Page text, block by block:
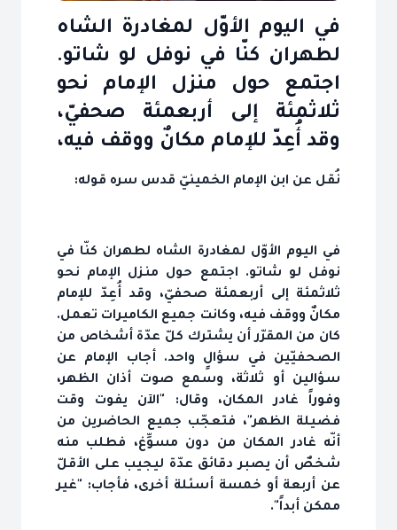
في اليوم الأوّل لمغادرة الشاه
لطهران كنّا في نوفل لو شاتو.
اجتمع حول منزل الإمام نحو
ثلاثمئة إلى أربعمئة صحفيّ،
وقد أُعِدّ للإمام مكانٌ ووقف فيه،
نُقل عن ابن الإمام الخمينيّ قدس سره قوله:
في اليوم الأوّل لمغادرة الشاه لطهران كنّا في
نوفل لو شاتو. اجتمع حول منزل الإمام نحو
ثلاثمئة إلى أربعمئة صحفيّ، وقد أُعِدّ للإمام
مكانٌ ووقف فيه، وكانت جميع الكاميرات تعمل.
كان من المقرّر أن يشترك كلّ عدّة أشخاص من
الصحفيّين في سؤالٍ واحد. أجاب الإمام عن
سؤالين أو ثلاثة، وسمع صوت أذان الظهر،
وفوراً غادر المكان، وقال: "الآن يفوت وقت
فضيلة الظهر"، فتعجّب جميع الحاضرين من
أنّه غادر المكان من دون مسوِّغ، فطلب منه
شخصٌ أن يصبر دقائق عدّة ليجيب على الأقلّ
عن أربعة أو خمسة أسئلة أخرى، فأجاب: "غير
ممكن أبداً".